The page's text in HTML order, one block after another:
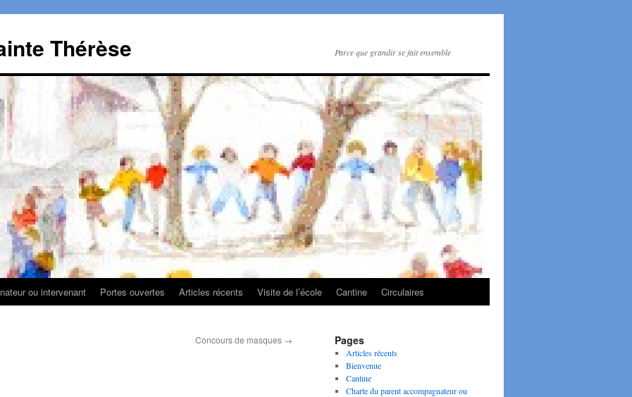
Thérèse Parce que grandir se fait ensemble
ou intervenant Portes ouvertes Articles récents Visite de l’école Cantine Circulaires
Concours de masques → Pages
Articles récents
Bienvenue
Cantine
Charte du parent accompagnateur ou